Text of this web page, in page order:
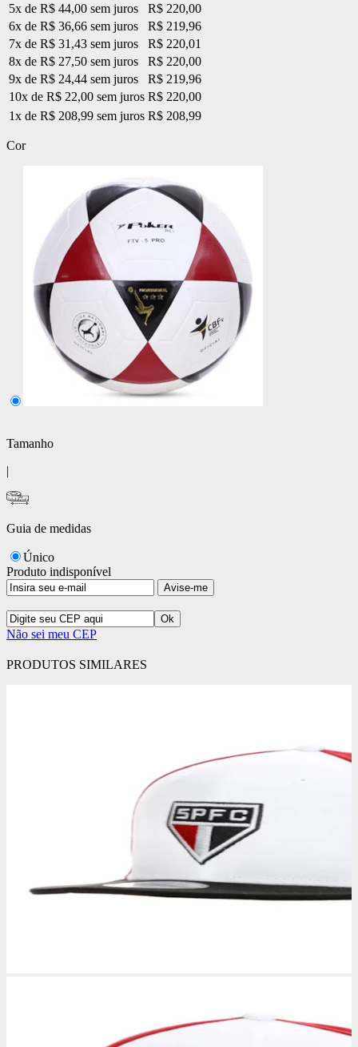
5x de R$ 44,00 sem juros
R$ 220,00
6x de R$ 36,66 sem juros
R$ 219,96
7x de R$ 31,43 sem juros
R$ 220,01
8x de R$ 27,50 sem juros
R$ 220,00
9x de R$ 24,44 sem juros
R$ 219,96
10x de R$ 22,00 sem juros R$ 220,00
1x de R$ 208,99 sem juros R$ 208,99
Cor
Tamanho
|
Guia de medidas
Único
Produto indisponível
Avise-me
Não sei meu CEP
PRODUTOS SIMILARES